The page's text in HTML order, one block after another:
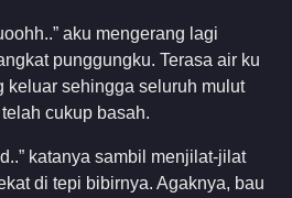
aku mengerang lagi
punggungku. Terasa air ku
keluar sehingga seluruh mulut
cukup basah.
katanya sambil menjilat-jilat
di tepi bibirnya. Agaknya, bau